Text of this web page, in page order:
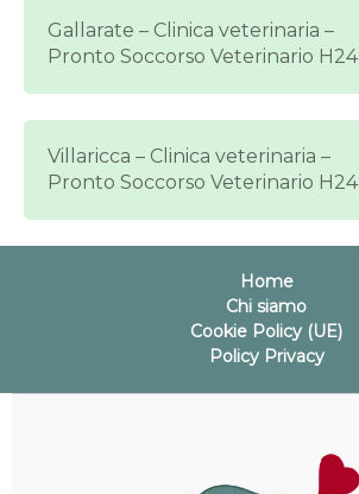
Gallarate – Clinica veterinaria –
Pronto Soccorso Veterinario H24
Villaricca – Clinica veterinaria –
Pronto Soccorso Veterinario H24
Home
Chi siamo
Cookie Policy (UE)
Policy Privacy